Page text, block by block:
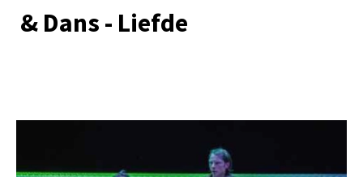
& Dans - Liefde